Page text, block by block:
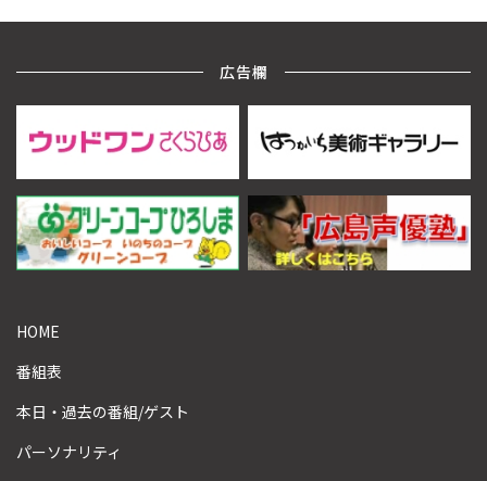
広告欄
HOME
番組表
本日・過去の番組/ゲスト
パーソナリティ